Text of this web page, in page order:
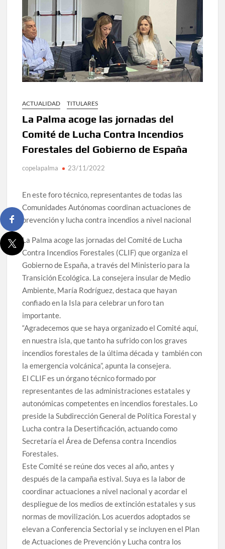
ACTUALIDAD TITULARES
La Palma acoge las jornadas del
Comité de Lucha Contra Incendios
Forestales del Gobierno de España
copelapalma 23/11/2022
En este foro técnico, representantes de todas las
Comunidades Autónomas coordinan actuaciones de
prevención y lucha contra incendios a nivel nacional
La Palma acoge las jornadas del Comité de Lucha
Contra Incendios Forestales (CLIF) que organiza el
Gobierno de España, a través del Ministerio para la
Transición Ecológica. La consejera insular de Medio
Ambiente, María Rodríguez, destaca que hayan
confiado en la Isla para celebrar un foro tan
importante.
“Agradecemos que se haya organizado el Comité aquí,
en nuestra isla, que tanto ha sufrido con los graves
incendios forestales de la última década y también con
la emergencia volcánica”, apunta la consejera.
El CLIF es un órgano técnico formado por
representantes de las administraciones estatales y
autonómicas competentes en incendios forestales. Lo
preside la Subdirección General de Política Forestal y
Lucha contra la Desertificación, actuando como
Secretaría el Área de Defensa contra Incendios
Forestales.
Este Comité se reúne dos veces al año, antes y
después de la campaña estival. Suya es la labor de
coordinar actuaciones a nivel nacional y acordar el
despliegue de los medios de extinción estatales y sus
normas de movilización. Los acuerdos adoptados se
elevan a Conferencia Sectorial y se incluyen en el Plan
de Actuaciones de Prevención y Lucha contra los